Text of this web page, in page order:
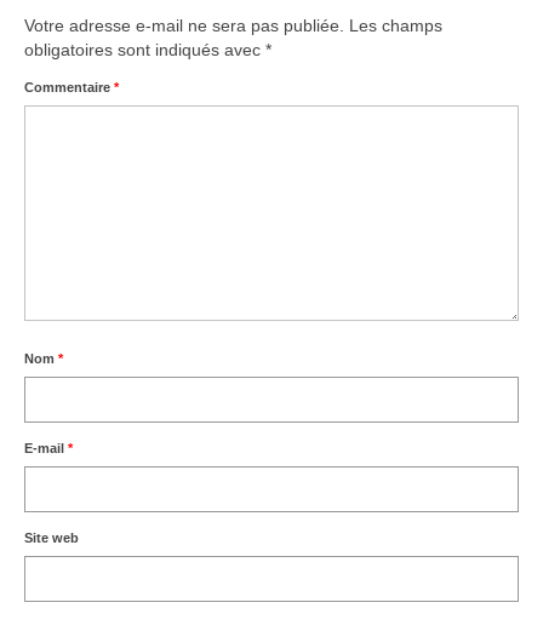
Votre adresse e-mail ne sera pas publiée.
Les champs
obligatoires sont indiqués avec *
Commentaire *
Nom *
E-mail *
Site web